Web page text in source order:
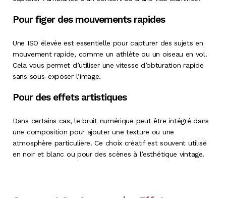
Pour figer des mouvements rapides
Une ISO élevée est essentielle pour capturer des sujets en
mouvement rapide, comme un athlète ou un oiseau en vol.
Cela vous permet d’utiliser une vitesse d’obturation rapide
sans sous-exposer l’image.
Pour des effets artistiques
Dans certains cas, le bruit numérique peut être intégré dans
une composition pour ajouter une texture ou une
atmosphère particulière. Ce choix créatif est souvent utilisé
en noir et blanc ou pour des scènes à l’esthétique vintage.